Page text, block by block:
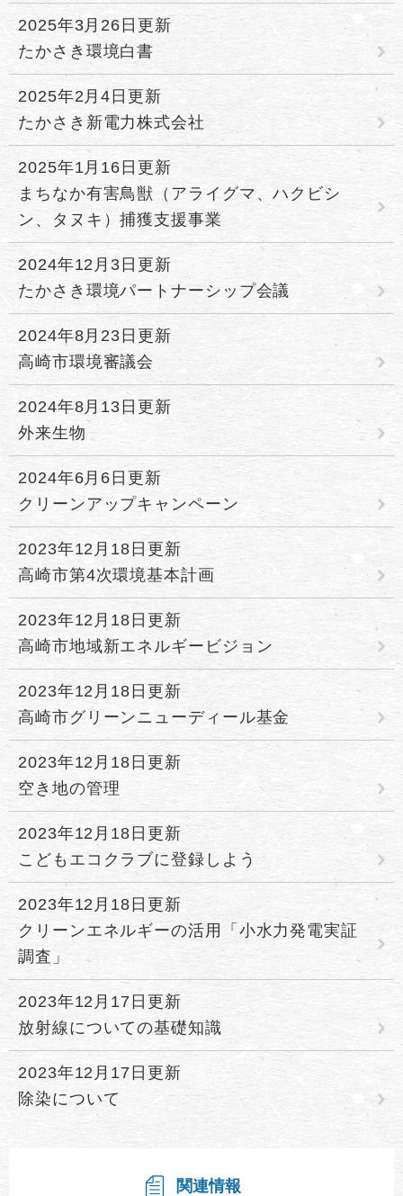
2025年3月26日更新
たかさき環境白書
2025年2月4日更新
たかさき新電力株式会社
2025年1月16日更新
まちなか有害鳥獣（アライグマ、ハクビシ
ン、タヌキ）捕獲支援事業
2024年12月3日更新
たかさき環境パートナーシップ会議
2024年8月23日更新
高崎市環境審議会
2024年8月13日更新
外来生物
2024年6月6日更新
クリーンアップキャンペーン
2023年12月18日更新
高崎市第4次環境基本計画
2023年12月18日更新
高崎市地域新エネルギービジョン
2023年12月18日更新
高崎市グリーンニューディール基金
2023年12月18日更新
空き地の管理
2023年12月18日更新
こどもエコクラブに登録しよう
2023年12月18日更新
クリーンエネルギーの活用「小水力発電実証
調査」
2023年12月17日更新
放射線についての基礎知識
2023年12月17日更新
除染について
関連情報